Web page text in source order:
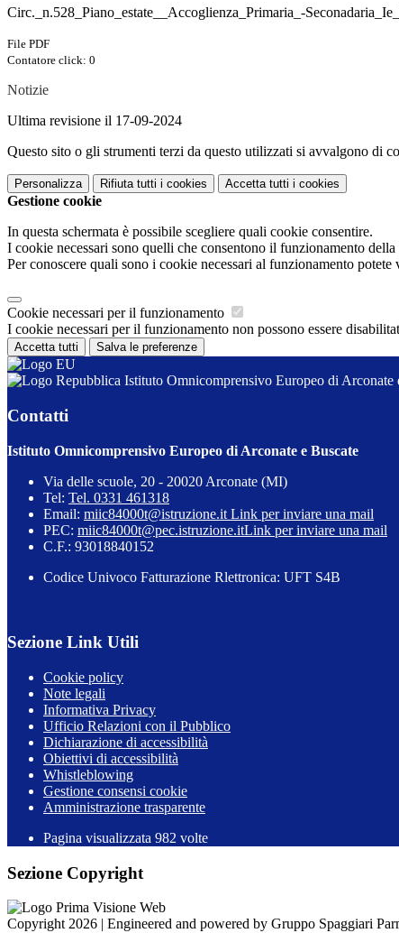
Circ._n.528_Piano_estate__Accoglienza_Primaria_-
File PDF
Contatore click: 0
Notizie
Ultima revisione il 17-09-2024
Questo sito o gli strumenti terzi da questo utilizzati si avvalgono di
Personalizza Rifiuta tutti i cookies Accetta tutti i cookies
Gestione cookie
In questa schermata è possibile scegliere quali cookie consentire.
I cookie necessari sono quelli che consentono il funzionamento
Per conoscere quali sono i cookie necessari al funzionamento potete
Cookie necessari per il funzionamento
I cookie necessari per il funzionamento non possono essere
Accetta tutti Salva le preferenze
Istituto Omnicomprensivo Europeo di Arconate
Contatti
Istituto Omnicomprensivo Europeo di Arconate e Buscate
Via delle scuole, 20 - 20020 Arconate (MI)
Tel: Tel. 0331 461318
Email: miic84000t@istruzione.it Link per inviare una mail
PEC: miic84000t@pec.istruzione.itLink per inviare una mail
C.F.: 93018840152
Codice Univoco Fatturazione Rlettronica: UFT S4B
Sezione Link Utili
Cookie policy
Note legali
Informativa Privacy
Ufficio Relazioni con il Pubblico
Dichiarazione di accessibilità
Obiettivi di accessibilità
Whistleblowing
Gestione consensi cookie
Amministrazione trasparente
Pagina visualizzata 982 volte
Sezione Copyright
Copyright 2026 | Engineered and powered by Gruppo Spaggiari